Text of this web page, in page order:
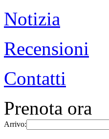
Notizia
Recensioni
Contatti
Prenota ora
Arrivo: